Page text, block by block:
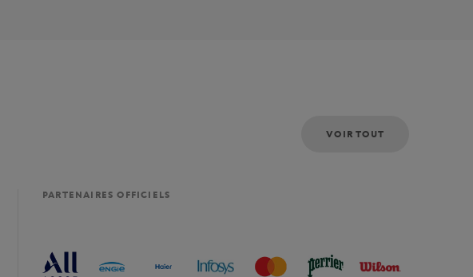
VOIR TOUT
PARTENAIRES OFFICIELS